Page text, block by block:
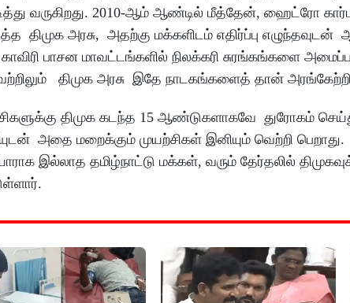
வருகிறது. 2010-ஆம் ஆண்டில் மீத்தேன், ஹைட்ரோ
திமுக அரசு, அதற்கு மக்களிடம் எதிர்ப்பு எழுந்தவுடன்
பாசன மாவட்டங்களில் நிலக்கரி சுரங்கங்களை
திமுக அரசு இதே நாடகங்களைத் தான்
திமுக கடந்த 15 ஆண்டுகளாகவே துரோகம்
அதை மறைக்கும் முயற்சிகள் இனியும் வெற்றி
இல்லாத தமிழ்நாட்டு மக்கள், வரும் தேர்தலில்